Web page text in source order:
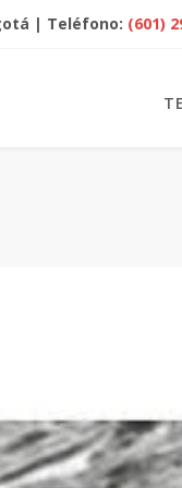
| Teléfono: (601)